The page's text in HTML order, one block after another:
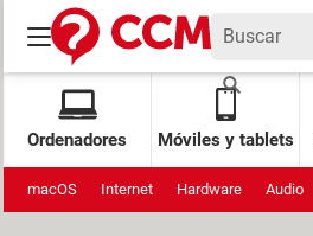
Ordenadores Móviles y tablets
macOS Internet Hardware Audio